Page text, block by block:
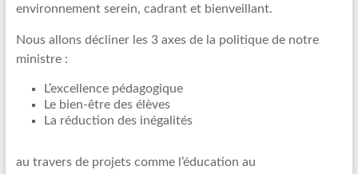
environnement serein, cadrant et bienveillant.
Nous allons décliner les 3 axes de la politique de notre
ministre :
L’excellence pédagogique
Le bien-être des élèves
La réduction des inégalités
au travers de projets comme l’éducation au